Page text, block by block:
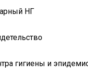
НГ
гигиены и